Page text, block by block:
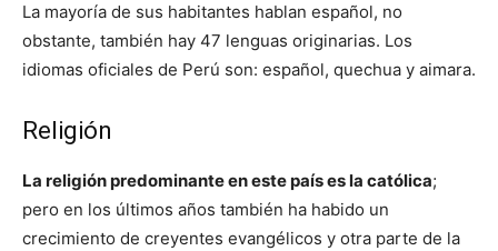
La mayoría de sus habitantes hablan español, no
obstante, también hay 47 lenguas originarias. Los
idiomas oficiales de Perú son: español, quechua y aimara.
Religión
La religión predominante en este país es la católica;
pero en los últimos años también ha habido un
crecimiento de creyentes evangélicos y otra parte de la